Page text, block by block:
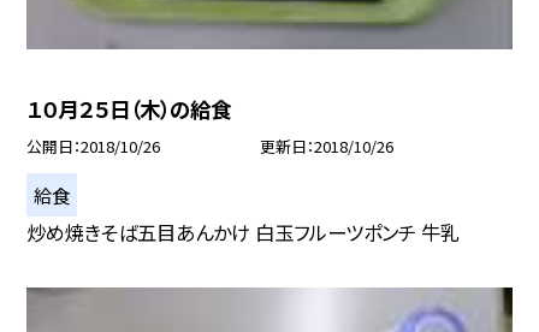
１０月２５日（木）の給食
公開日 2018/10/26 更新日 2018/10/26
給食
炒め焼きそば五目あんかけ 白玉フルーツポンチ 牛乳